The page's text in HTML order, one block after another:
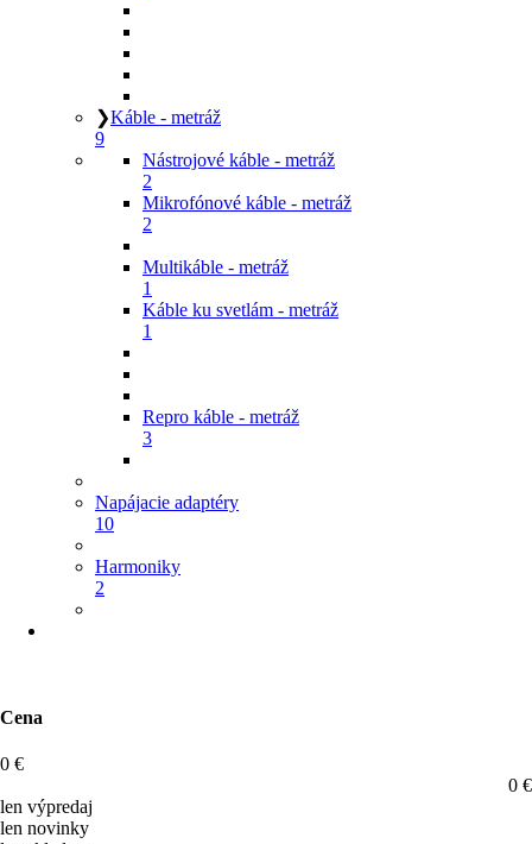
❯Káble - metráž
9
Nástrojové káble - metráž
2
Mikrofónové káble - metráž
2
Multikáble - metráž
1
Káble ku svetlám - metráž
1
Repro káble - metráž
3
Napájacie adaptéry
10
Harmoniky
2
Cena
0 €
0 €
len výpredaj
len novinky